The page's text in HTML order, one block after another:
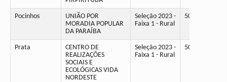
Pocinhos
UNIÃO POR
MORADIA POPULAR
DA PARAÍBA
Seleção 2023 -
Faixa 1 - Rural
50
Prata
CENTRO DE
REALIZAÇÕES
SOCIAIS E
ECOLÓGICAS VIDA
NORDESTE
Seleção 2023 -
Faixa 1 - Rural
50